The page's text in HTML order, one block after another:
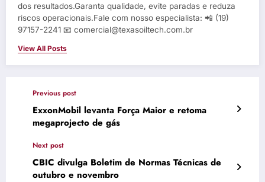
dos resultados.Garanta qualidade, evite paradas e reduza
riscos operacionais.Fale com nosso especialista: 📲 (19)
97157-2241 📧 comercial@texasoiltech.com.br
View All Posts
Previous post
ExxonMobil levanta Força Maior e retoma
megaprojecto de gás
Next post
CBIC divulga Boletim de Normas Técnicas de
outubro e novembro